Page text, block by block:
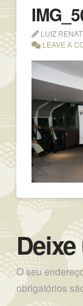
LUIZ
LEAVE A
O seu
obrigatórios